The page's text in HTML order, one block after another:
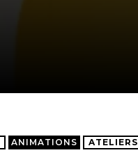
ANIMATIONS ATELIERS